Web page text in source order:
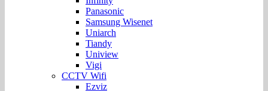
Panasonic
Samsung Wisenet
Uniarch
Tiandy
Uniview
Vigi
CCTV Wifi
Ezviz